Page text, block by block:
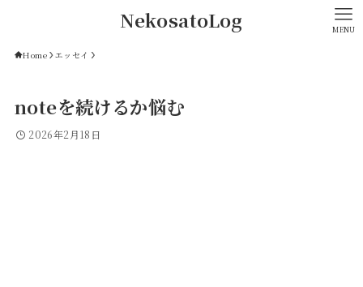
NekosatoLog MENU
Home エッセイ
noteを続けるか悩む
2026年2月18日